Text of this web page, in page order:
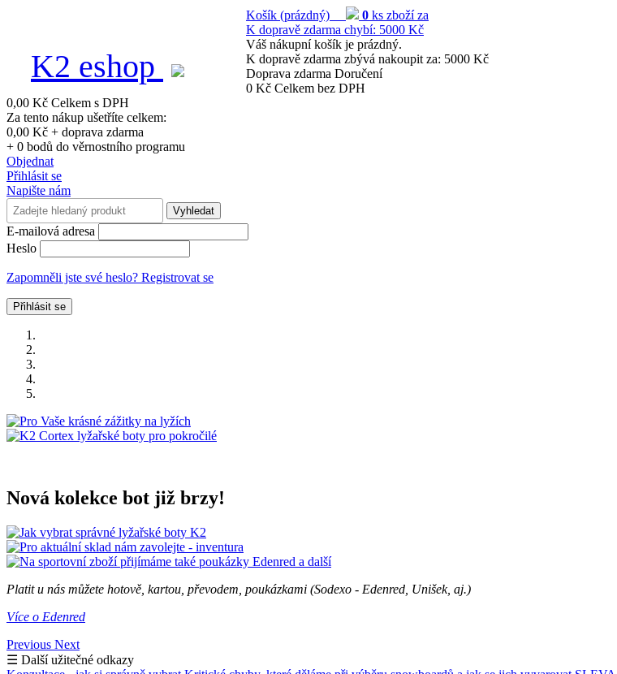
K2 eshop
Košík (prázdný) 0 ks zboží za
K dopravě zdarma chybí: 5000 Kč
Váš nákupní košík je prázdný.
K dopravě zdarma zbývá nakoupit za: 5000 Kč
Doprava zdarma Doručení
0 Kč Celkem bez DPH
0,00 Kč Celkem s DPH
Za tento nákup ušetříte celkem:
0,00 Kč + doprava zdarma
+ 0 bodů do věrnostního programu
Objednat
Přihlásit se
Napište nám
Vyhledat
E-mailová adresa
Heslo
Zapomněli jste své heslo? Registrovat se
Přihlásit se
Nová kolekce bot již brzy!
Platit u nás můžete hotově, kartou, převodem, poukázkami (Sodexo - Edenred, Unišek, aj.)
Více o Edenred
Previous Next
☰ Další užitečné odkazy